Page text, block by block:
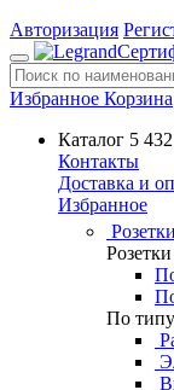
Авторизация
Избранное Корзина
Каталог 5
Контакты
Доставка и
Избранное
По типу